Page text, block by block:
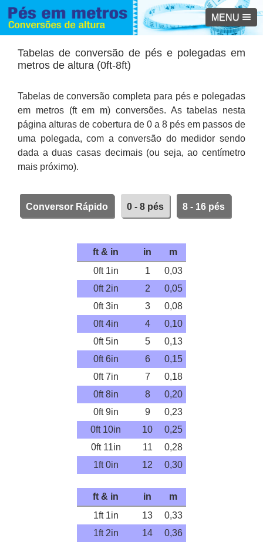
MENU
Tabelas de conversão de pés e polegadas em
metros de altura (0ft-8ft)
Tabelas de conversão completa para pés e polegadas
em metros (ft em m) conversões. As tabelas nesta
página alturas de cobertura de 0 a 8 pés em passos de
uma polegada, com a conversão do medidor sendo
dada a duas casas decimais (ou seja, ao centímetro
mais próximo).
Conversor Rápido 0 - 8 pés 8 - 16 pés
ft & in in
m
0ft 1in
1
0,03
0ft 2in
2
0,05
0ft 3in
3
0,08
0ft 4in
4
0,10
0ft 5in
5
0,13
0ft 6in
6
0,15
0ft 7in
7
0,18
0ft 8in
8
0,20
0ft 9in
9
0,23
0ft 10in
10
0,25
0ft 11in
11
0,28
1ft 0in
12 0,30
ft & in in
m
1ft 1in
13
0,33
1ft 2in
14
0,36